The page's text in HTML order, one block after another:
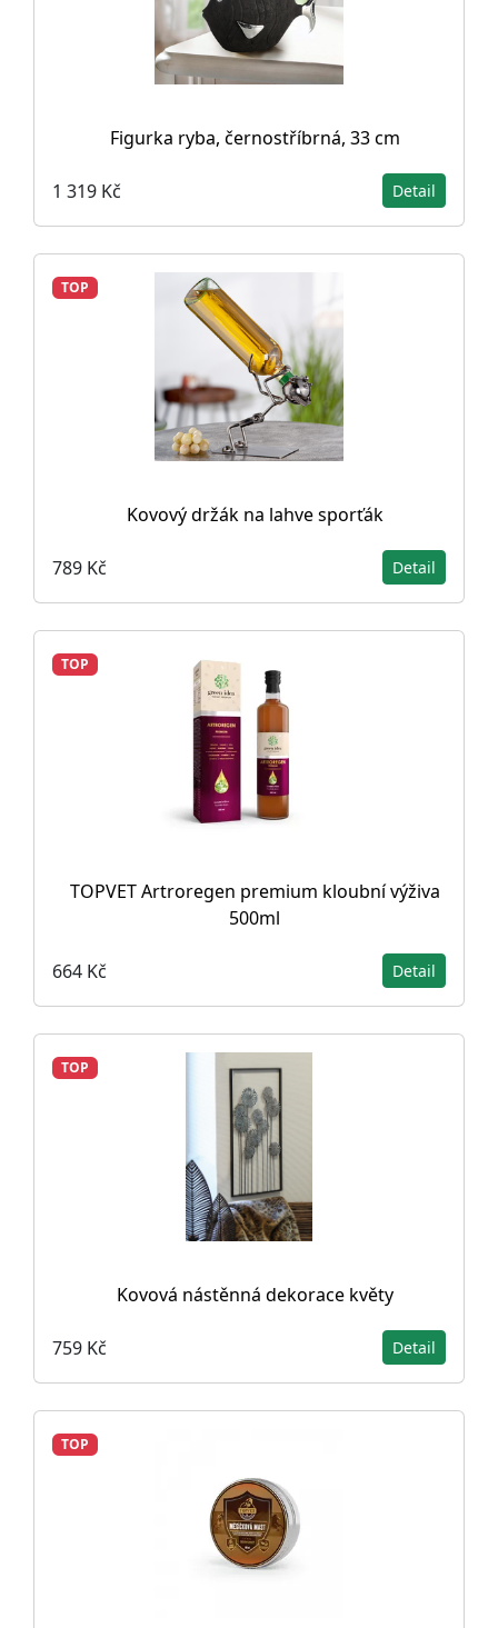
Figurka ryba, černostříbrná, 33 cm
1 319 Kč Detail
TOP
Kovový držák na lahve sporťák
789 Kč Detail
TOP
TOPVET Artroregen premium kloubní výživa
500ml
664 Kč Detail
TOP
Kovová nástěnná dekorace květy
759 Kč Detail
TOP